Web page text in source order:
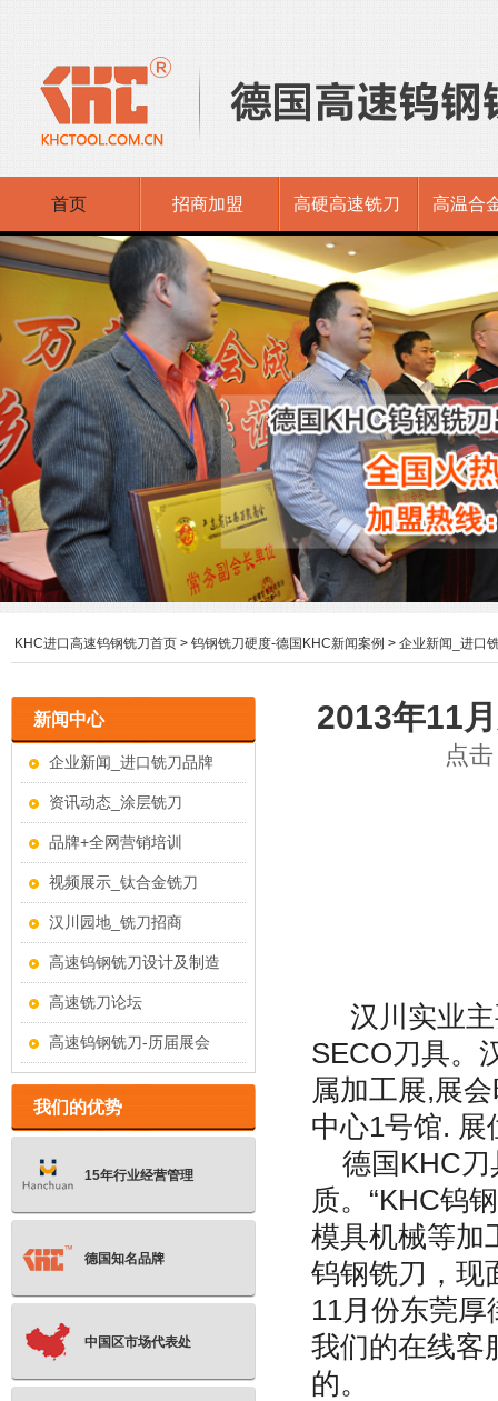
首页 招商加盟 高硬高速铣刀 高温合
KHC进口高速钨钢铣刀首页 > 钨钢铣刀硬度-德国KHC新闻案例 > 企业新闻_进口
2013年11
点
汉川实业主
SECO刀具。
属加工展,展
中心1号馆. 展
德国KHC刀
质。“KHC钨
模具机械等加
钨钢铣刀，现
11月份东莞
我们的在线客
的。
新闻中心
企业新闻_进口铣刀品牌
资讯动态_涂层铣刀
品牌+全网营销培训
视频展示_钛合金铣刀
汉川园地_铣刀招商
高速钨钢铣刀设计及制造
高速铣刀论坛
高速钨钢铣刀-历届展会
我们的优势
15年行业经营管理
德国知名品牌
中国区市场代表处